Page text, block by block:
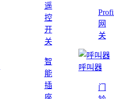
遥
控
开
关
智
能
插
座
网
关
呼叫器
门